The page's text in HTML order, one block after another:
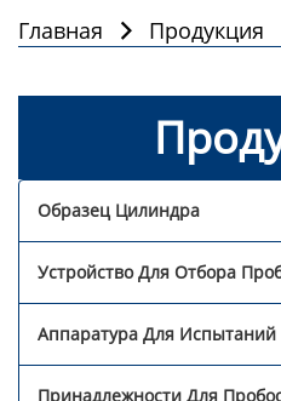
Главная  Продукция
Образец Цилиндра
Устройство Для Отбора
Аппаратура Для Испытаний
Принадлежности Для